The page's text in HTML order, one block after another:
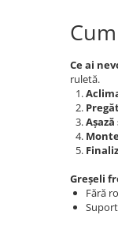
Ce ai
ruletă.
Greșeli
Fără